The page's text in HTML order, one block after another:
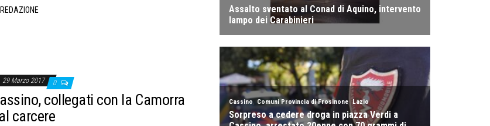
REDAZIONE
29 Marzo 2017 0
collegati con la Camorra
carcere